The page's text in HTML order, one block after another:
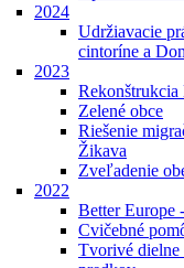
2024
Udržiavacie
cintoríne a
2023
Rekonštrukcia
Zelené obce
Riešenie
Žikava
Zveľadenie
2022
Better Europe
Cvičebné
Tvorivé dielne